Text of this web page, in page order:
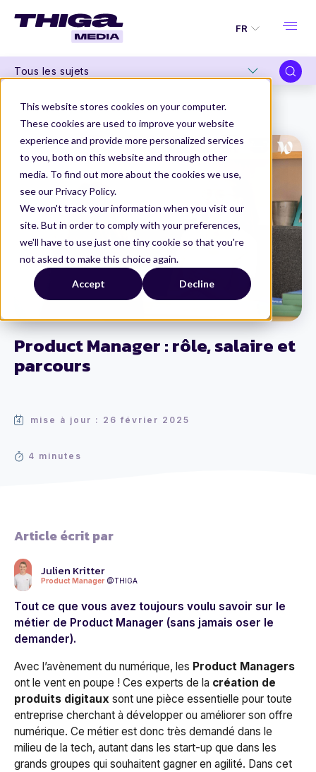
This website stores cookies on your computer.
These cookies are used to improve your website
experience and provide more personalized services
to you, both on this website and through other
media. To find out more about the cookies we use,
see our Privacy Policy.
We won't track your information when you visit our
site. But in order to comply with your preferences,
we'll have to use just one tiny cookie so that you're
not asked to make this choice again.
Accept Decline
FR
Tous les sujets
Product Manager : rôle, salaire et
parcours
mise à jour : 26 février 2025
4 minutes
Thiga Media
Product Management
Article écrit par
Julien Kritter
Product Manager @THIGA
Tout ce que vous avez toujours voulu savoir sur le
métier de Product Manager (sans jamais oser le
demander).
Avec l’avènement du numérique, les Product Managers
ont le vent en poupe ! Ces experts de la création de
produits digitaux sont une pièce essentielle pour toute
entreprise cherchant à développer ou améliorer son offre
numérique. Ce métier est donc très demandé dans le
milieu de la tech, autant dans les start-up que dans les
grands groupes qui souhaitent gagner en agilité. Dans cet